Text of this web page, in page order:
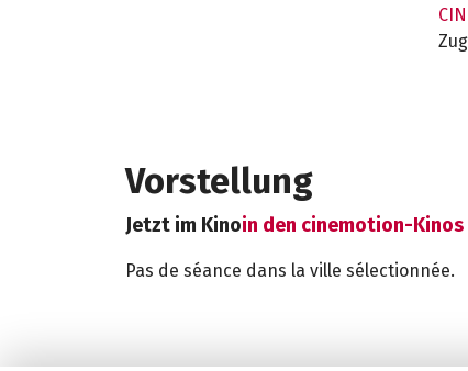
Vorstellung
Jetzt im Kinoin den cinemotion-Kinos
Pas de séance dans la ville sélectionnée.